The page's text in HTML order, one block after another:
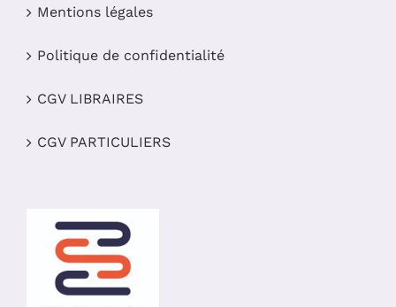
Mentions légales
Politique de confidentialité
CGV LIBRAIRES
CGV PARTICULIERS